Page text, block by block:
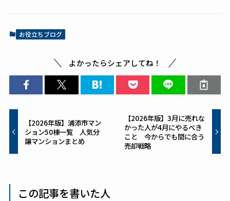
e
o
k
re
お役立ちブログ
よかったらシェアしてね！
【2026年版】浦添市マン
ション50棟一覧 人気分
譲マンションまとめ
【2026年版】3月に売れな
かった人が4月にやるべき
こと 今からでも間に合う
売却戦略
この記事を書いた人